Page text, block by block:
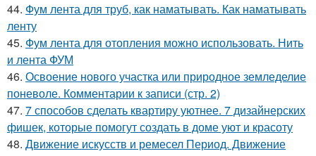
44. Фум лента для труб, как наматывать. Как наматывать
ленту
45. Фум лента для отопления можно использовать. Нить
и лента ФУМ
46. Освоение нового участка или природное земледелие
поневоле. Комментарии к записи (стр. 2)
47. 7 способов сделать квартиру уютнее. 7 дизайнерских
фишек, которые помогут создать в доме уют и красоту
48. Движение искусств и ремесел Период. Движение